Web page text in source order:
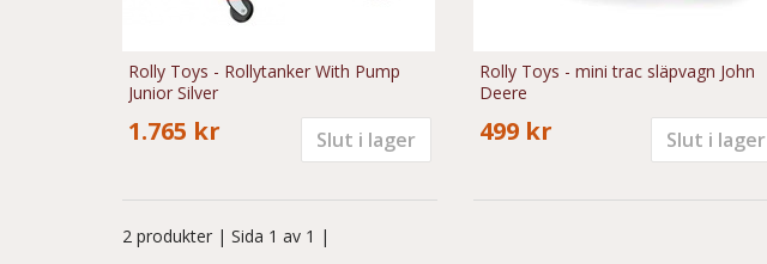
Rolly Toys - Rollytanker With Pump
Junior Silver
1.765 kr Slut i lager
Rolly Toys - mini trac släpvagn John
Deere
499 kr Slut i lager
2 produkter | Sida 1 av 1 |